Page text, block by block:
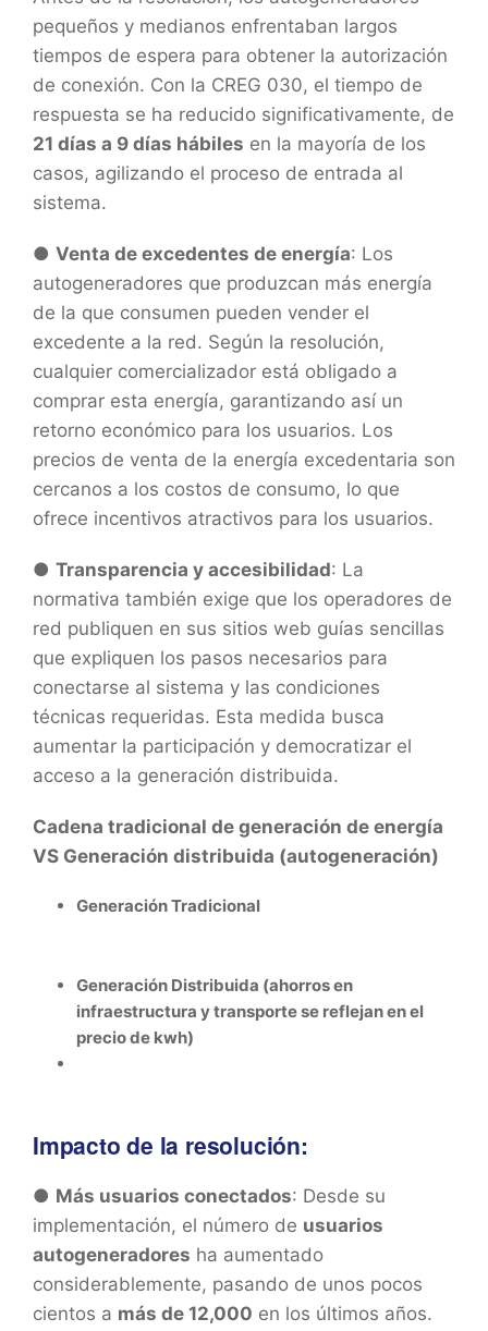
pequeños y medianos enfrentaban largos
tiempos de espera para obtener la autorización
de conexión. Con la CREG 030, el tiempo de
respuesta se ha reducido significativamente, de
21 días a 9 días hábiles en la mayoría de los
casos, agilizando el proceso de entrada al
sistema.
● Venta de excedentes de energía: Los
autogeneradores que produzcan más energía
de la que consumen pueden vender el
excedente a la red. Según la resolución,
cualquier comercializador está obligado a
comprar esta energía, garantizando así un
retorno económico para los usuarios. Los
precios de venta de la energía excedentaria son
cercanos a los costos de consumo, lo que
ofrece incentivos atractivos para los usuarios.
● Transparencia y accesibilidad: La
normativa también exige que los operadores de
red publiquen en sus sitios web guías sencillas
que expliquen los pasos necesarios para
conectarse al sistema y las condiciones
técnicas requeridas. Esta medida busca
aumentar la participación y democratizar el
acceso a la generación distribuida.
Cadena tradicional de generación de energía
VS Generación distribuida (autogeneración)
Generación Tradicional
Generación Distribuida (ahorros en
infraestructura y transporte se reflejan en el
precio de kwh)
Impacto de la resolución:
● Más usuarios conectados: Desde su
implementación, el número de usuarios
autogeneradores ha aumentado
considerablemente, pasando de unos pocos
cientos a más de 12,000 en los últimos años.